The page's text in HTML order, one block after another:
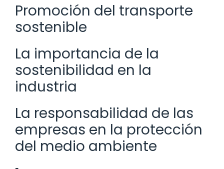
Promoción del transporte
sostenible
La importancia de la
sostenibilidad en la
industria
La responsabilidad de las
empresas en la protección
del medio ambiente